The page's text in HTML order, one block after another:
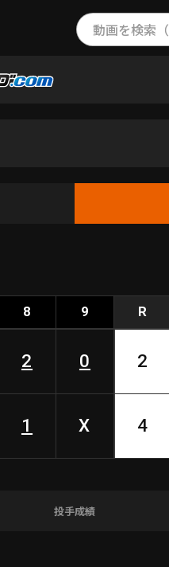
8 9 R
2 0 2
1 X 4
投手成績